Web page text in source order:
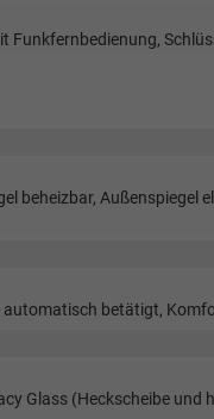
Funkfernbedienung,
beheizbar, Außenspiegel
automatisch betätigt,
Glass (Heckscheibe und